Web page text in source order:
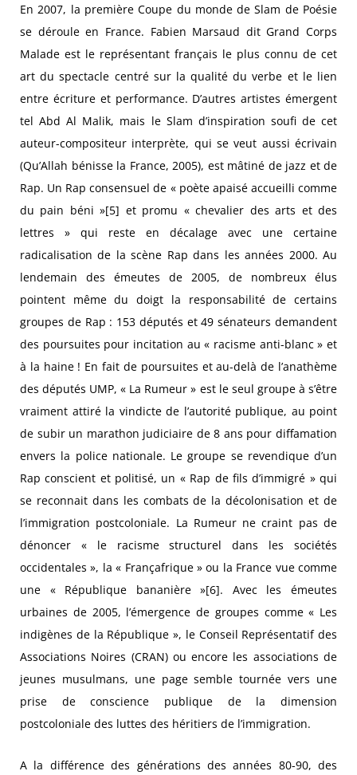
En 2007, la première Coupe du monde de Slam de Poésie
se déroule en France. Fabien Marsaud dit Grand Corps
Malade est le représentant français le plus connu de cet
art du spectacle centré sur la qualité du verbe et le lien
entre écriture et performance. D’autres artistes émergent
tel Abd Al Malik, mais le Slam d’inspiration soufi de cet
auteur-compositeur interprète, qui se veut aussi écrivain
(Qu’Allah bénisse la France, 2005), est mâtiné de jazz et de
Rap. Un Rap consensuel de « poète apaisé accueilli comme
du pain béni »[5] et promu « chevalier des arts et des
lettres » qui reste en décalage avec une certaine
radicalisation de la scène Rap dans les années 2000. Au
lendemain des émeutes de 2005, de nombreux élus
pointent même du doigt la responsabilité de certains
groupes de Rap : 153 députés et 49 sénateurs demandent
des poursuites pour incitation au « racisme anti-blanc » et
à la haine ! En fait de poursuites et au-delà de l’anathème
des députés UMP, « La Rumeur » est le seul groupe à s’être
vraiment attiré la vindicte de l’autorité publique, au point
de subir un marathon judiciaire de 8 ans pour diffamation
envers la police nationale. Le groupe se revendique d’un
Rap conscient et politisé, un « Rap de fils d’immigré » qui
se reconnait dans les combats de la décolonisation et de
l’immigration postcoloniale. La Rumeur ne craint pas de
dénoncer « le racisme structurel dans les sociétés
occidentales », la « Françafrique » ou la France vue comme
une « République bananière »[6]. Avec les émeutes
urbaines de 2005, l’émergence de groupes comme « Les
indigènes de la République », le Conseil Représentatif des
Associations Noires (CRAN) ou encore les associations de
jeunes musulmans, une page semble tournée vers une
prise de conscience publique de la dimension
postcoloniale des luttes des héritiers de l’immigration.
A la différence des générations des années 80-90, des